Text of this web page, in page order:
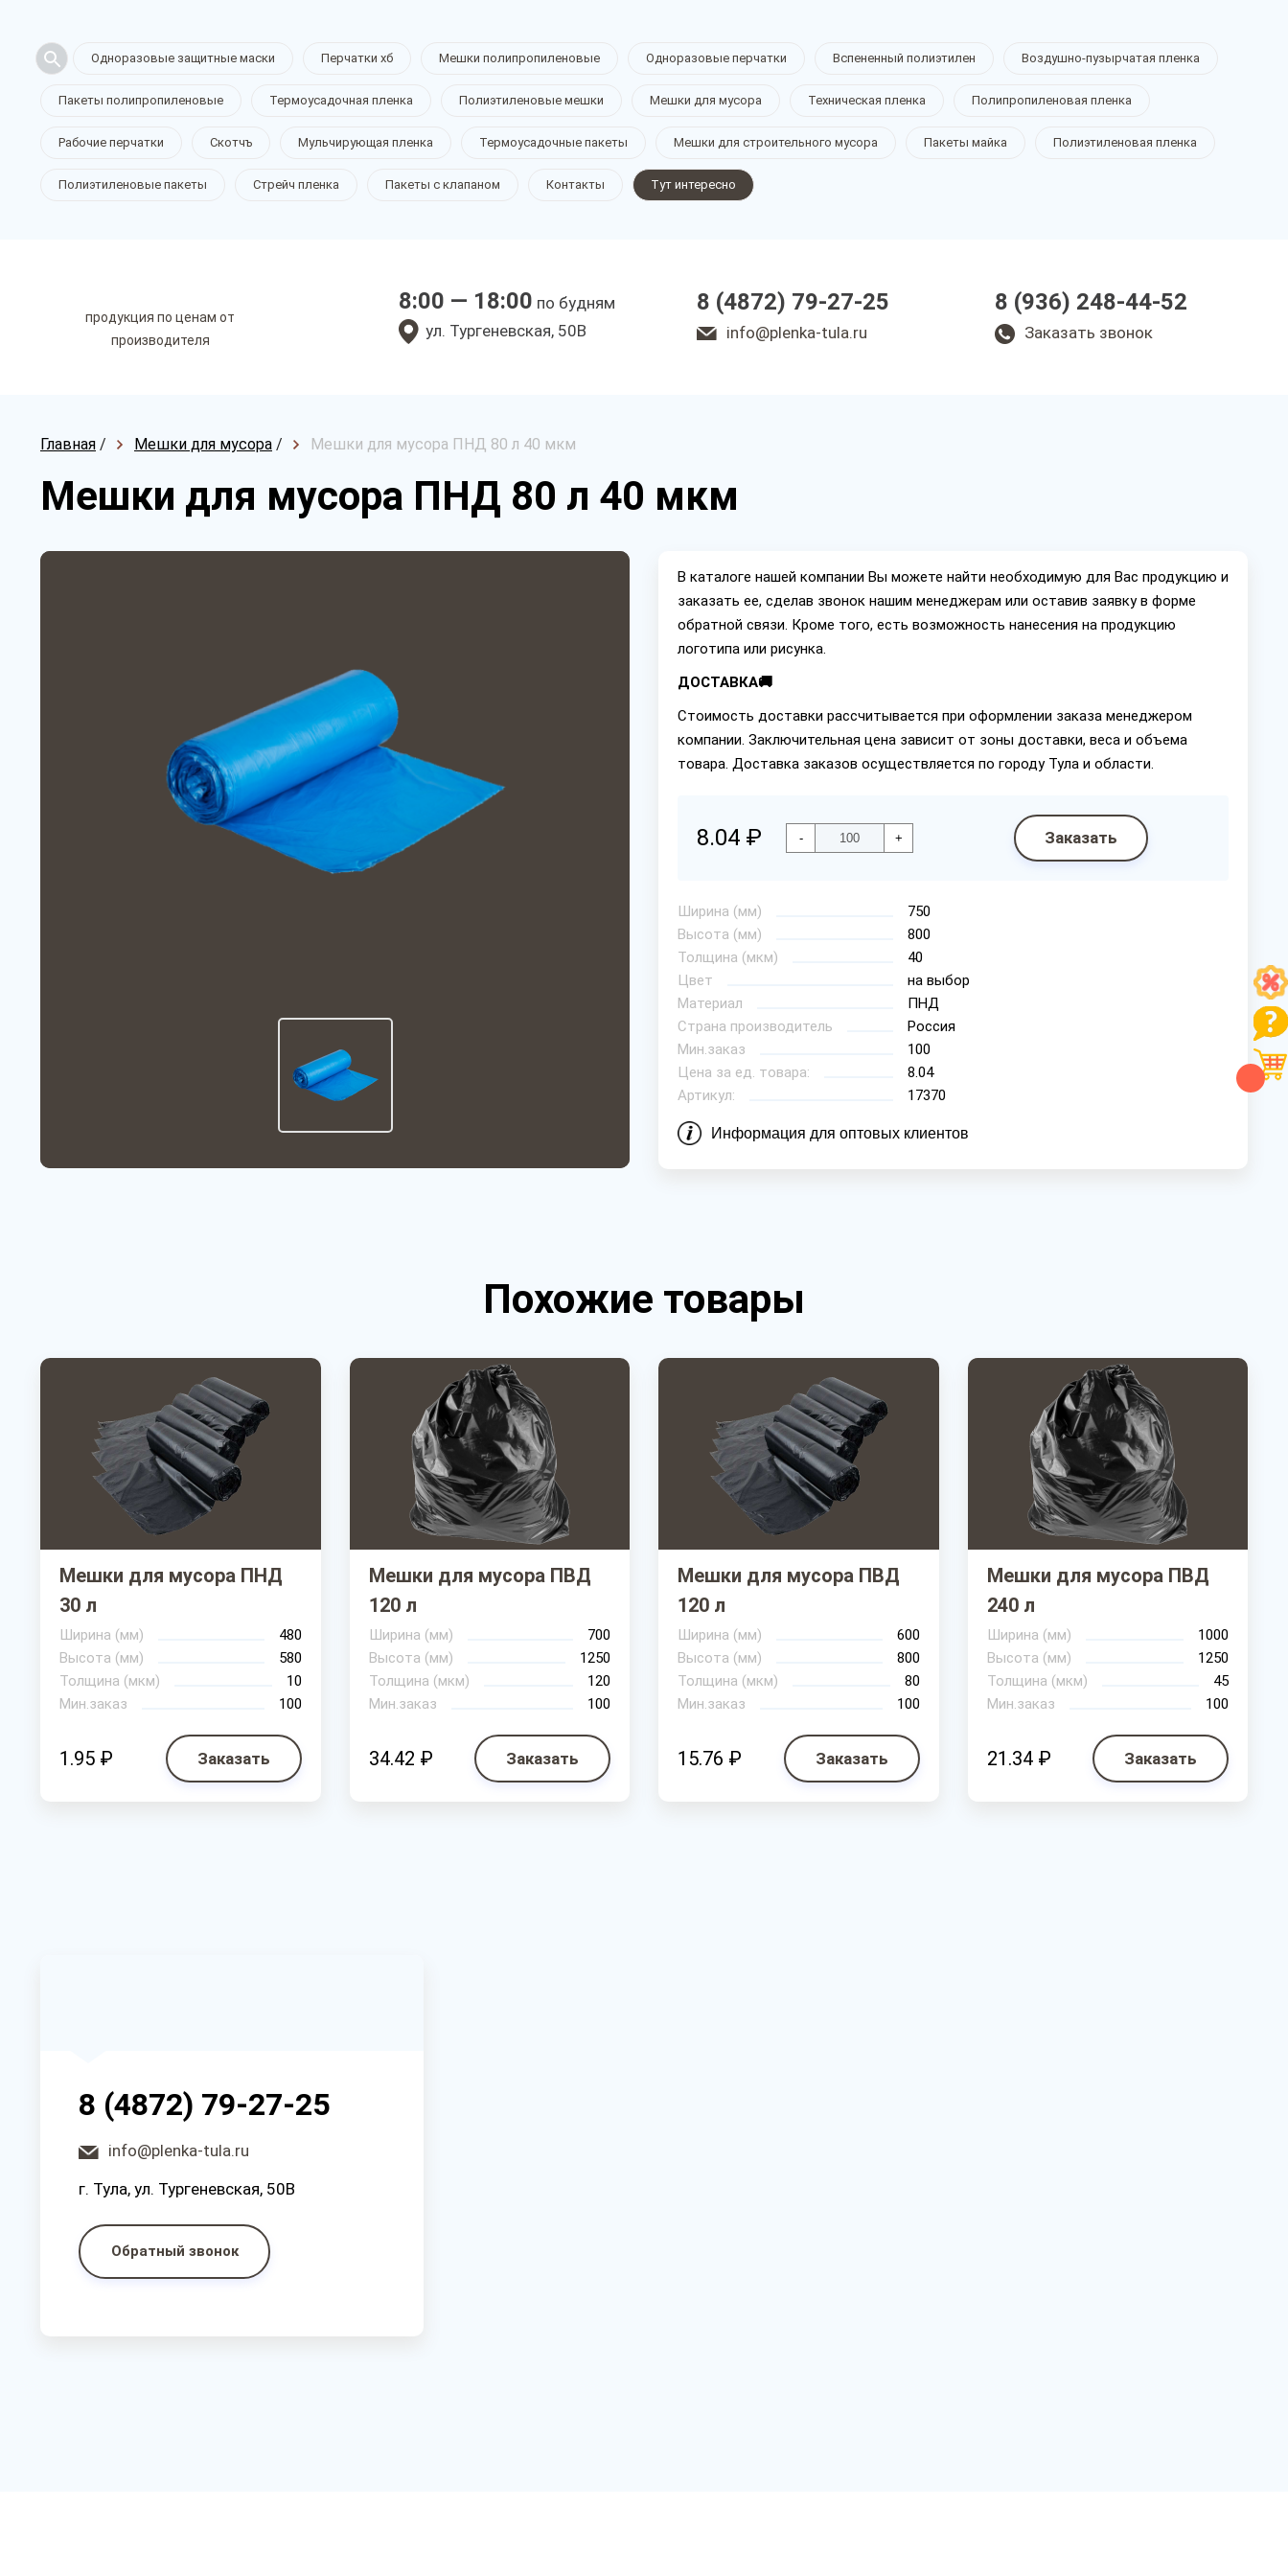
Одноразовые защитные маски Перчатки хб Мешки полипропиленовые Одноразовые перчатки Вспененный полиэтилен Воздушно-пузырчатая пленка
Пакеты полипропиленовые Термоусадочная пленка Полиэтиленовые мешки Мешки для мусора Техническая пленка Полипропиленовая пленка
Рабочие перчатки Скотчъ Мульчирующая пленка Термоусадочные пакеты Мешки для строительного мусора Пакеты майка Полиэтиленовая пленка
Полиэтиленовые пакеты Стрейч пленка Пакеты с клапаном Контакты Тут интересно
продукция по ценам от
производителя
8:00 — 18:00 по будням
ул. Тургеневская, 50В
8 (4872) 79-27-25
info@plenka-tula.ru
8 (936) 248-44-52
Заказать звонок
Главная / Мешки для мусора / Мешки для мусора ПНД 80 л 40 мкм
Мешки для мусора ПНД 80 л 40 мкм
В каталоге нашей компании Вы можете найти необходимую для Вас продукцию и
заказать ее, сделав звонок нашим менеджерам или оставив заявку в форме
обратной связи. Кроме того, есть возможность нанесения на продукцию
логотипа или рисунка.
ДОСТАВКА🚚
Стоимость доставки рассчитывается при оформлении заказа менеджером
компании. Заключительная цена зависит от зоны доставки, веса и объема
товара. Доставка заказов осуществляется по городу Тула и области.
8.04 ₽ - + Заказать
Ширина (мм)
750
Высота (мм)
800
Толщина (мкм)
40
Цвет
на выбор
Материал
ПНД
Страна производитель
Россия
Мин.заказ
100
Цена за ед. товара:
8.04
Артикул:
17370
Информация для оптовых клиентов
Похожие товары
Мешки для мусора ПНД
30 л
Ширина (мм)
480
Высота (мм)
580
Толщина (мкм)
10
Мин.заказ
100
1.95 ₽ Заказать
Мешки для мусора ПВД
120 л
Ширина (мм)
700
Высота (мм)
1250
Толщина (мкм)
120
Мин.заказ
100
34.42 ₽ Заказать
Мешки для мусора ПВД
120 л
Ширина (мм)
600
Высота (мм)
800
Толщина (мкм)
80
Мин.заказ
100
15.76 ₽ Заказать
Мешки для мусора ПВД
240 л
Ширина (мм)
1000
Высота (мм)
1250
Толщина (мкм)
45
Мин.заказ
100
21.34 ₽ Заказать
8 (4872) 79-27-25
info@plenka-tula.ru
г. Тула, ул. Тургеневская, 50В
Обратный звонок